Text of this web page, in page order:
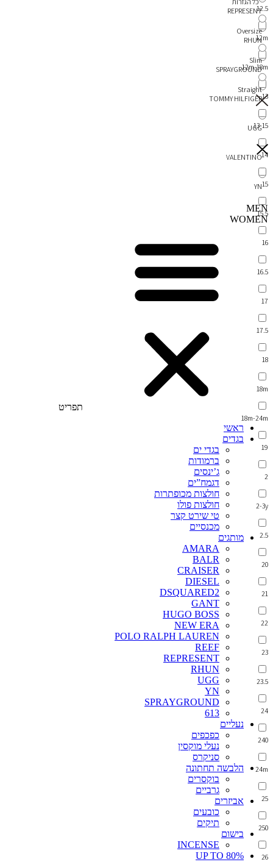
REPRESENT
RHUN
SPRAYGROUND
TOMMY HILFIGER
UGG
VALENTINO
YN
12.5
12m
12m-18m
13
13-15
14
15
15.5
16
16.5
17
17.5
18
18m
18m-24m
19
2
2-3y
2.5
20
21
22
23
23.5
24
240
24m
25
250
26
Oversize
Slim
Straight
MEN
WOMEN
תפריט
ראשי
בגדים
בגדי ים
ברמודות
ג’ינסים
דגמח”ים
חולצות מכופתרות
חולצות פולו
טי שירט קצר
מכנסיים
מותגים
AMARA
BALR
CRAISER
DIESEL
DSQUARED2
GANT
HUGO BOSS
NEW ERA
POLO RALPH LAUREN
REEF
REPRESENT
RHUN
UGG
YN
SPRAYGROUND
613
נעליים
כפכפים
נעלי מוקסין
סניקרס
הלבשה תחתונה
בוקסרים
גרביים
אביזרים
כובעים
תיקים
בישום
INCENSE
UP TO 80%